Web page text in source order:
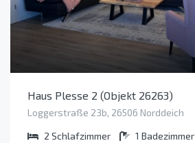
Haus Plesse 2 (Objekt 26263)
Loggerstraße 23b, 26506 Norddeich
2 Schlafzimmer 1 Badezimmer